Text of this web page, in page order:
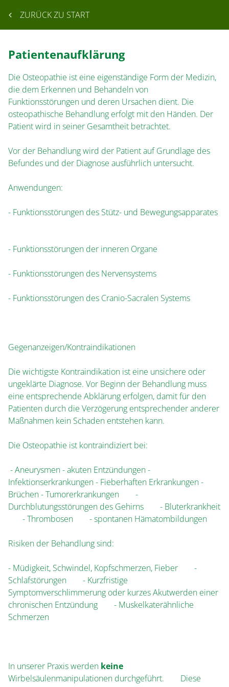
ZURÜCK ZU START
Patientenaufklärung
Die Osteopathie ist eine eigenständige Form der Medizin,
die dem Erkennen und Behandeln von
Funktionsstörungen und deren Ursachen dient. Die
osteopathische Behandlung erfolgt mit den Händen. Der
Patient wird in seiner Gesamtheit betrachtet.
Vor der Behandlung wird der Patient auf Grundlage des
Befundes und der Diagnose ausführlich untersucht.
Anwendungen:
- Funktionsstörungen des Stütz- und Bewegungsapparates
- Funktionsstörungen der inneren Organe
- Funktionsstörungen des Nervensystems
- Funktionsstörungen des Cranio-Sacralen Systems
Gegenanzeigen/Kontraindikationen
Die wichtigste Kontraindikation ist eine unsichere oder
ungeklärte Diagnose. Vor Beginn der Behandlung muss
eine entsprechende Abklärung erfolgen, damit für den
Patienten durch die Verzögerung entsprechender anderer
Maßnahmen kein Schaden entstehen kann.
Die Osteopathie ist kontraindiziert bei:
- Aneurysmen - akuten Entzündungen -
Infektionserkrankungen - Fieberhaften Erkrankungen -
Brüchen - Tumorerkrankungen -
Durchblutungsstörungen des Gehirns - Bluterkrankheit
- Thrombosen - spontanen Hämatombildungen
Risiken der Behandlung sind:
- Müdigkeit, Schwindel, Kopfschmerzen, Fieber -
Schlafstörungen - Kurzfristige
Symptomverschlimmerung oder kurzes Akutwerden einer
chronischen Entzündung - Muskelkaterähnliche
Schmerzen
In unserer Praxis werden keine
Wirbelsäulenmanipulationen durchgeführt. Diese